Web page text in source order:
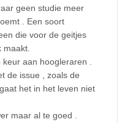
geen studie meer
. Een soort
die voor de geitjes
aan hoogleraren .
de issue , zoals de
het in het leven niet
maar al te goed .